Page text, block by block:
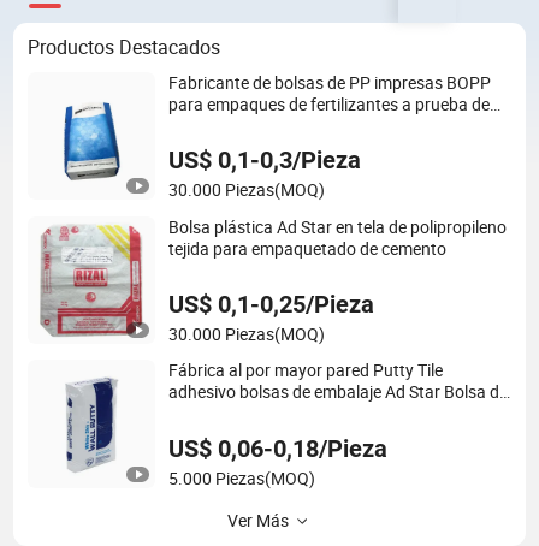
Productos Destacados
Fabricante de bolsas de PP impresas BOPP
para empaques de fertilizantes a prueba de
US$ 0,1-0,3/Pieza
30.000 Piezas(MOQ)
Bolsa plástica Ad Star en tela de polipropileno
tejida para empaquetado de cemento
US$ 0,1-0,25/Pieza
30.000 Piezas(MOQ)
Fábrica al por mayor pared Putty Tile
adhesivo bolsas de embalaje Ad Star Bolsa de
fondo cuadrado
US$ 0,06-0,18/Pieza
5.000 Piezas(MOQ)
Ver Más